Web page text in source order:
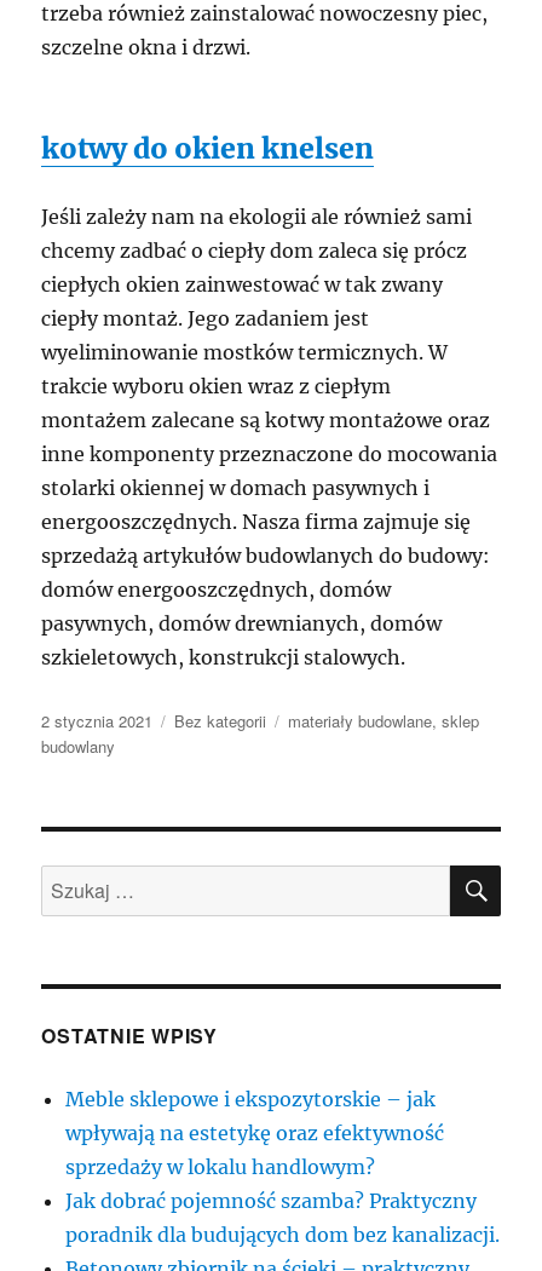
trzeba również zainstalować nowoczesny piec,
szczelne okna i drzwi.
kotwy do okien knelsen
Jeśli zależy nam na ekologii ale również sami
chcemy zadbać o ciepły dom zaleca się prócz
ciepłych okien zainwestować w tak zwany
ciepły montaż. Jego zadaniem jest
wyeliminowanie mostków termicznych. W
trakcie wyboru okien wraz z ciepłym
montażem zalecane są kotwy montażowe oraz
inne komponenty przeznaczone do mocowania
stolarki okiennej w domach pasywnych i
energooszczędnych. Nasza firma zajmuje się
sprzedażą artykułów budowlanych do budowy:
domów energooszczędnych, domów
pasywnych, domów drewnianych, domów
szkieletowych, konstrukcji stalowych.
Data
publikacji
2 stycznia 2021 Kategorie
Bez kategorii Tagi
materiały budowlane,sklep
budowlany
Szukaj:
OSTATNIE WPISY
Meble sklepowe i ekspozytorskie – jak
wpływają na estetykę oraz efektywność
sprzedaży w lokalu handlowym?
Jak dobrać pojemność szamba? Praktyczny
poradnik dla budujących dom bez kanalizacji.